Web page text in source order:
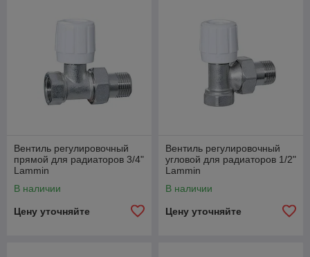
Вентиль регулировочный
прямой для радиаторов 3/4"
Lammin
В наличии
Цену уточняйте
Вентиль регулировочный
угловой для радиаторов 1/2"
Lammin
В наличии
Цену уточняйте